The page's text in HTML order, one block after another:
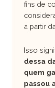
fins de
a partir
Isso
dessa
quem
passou